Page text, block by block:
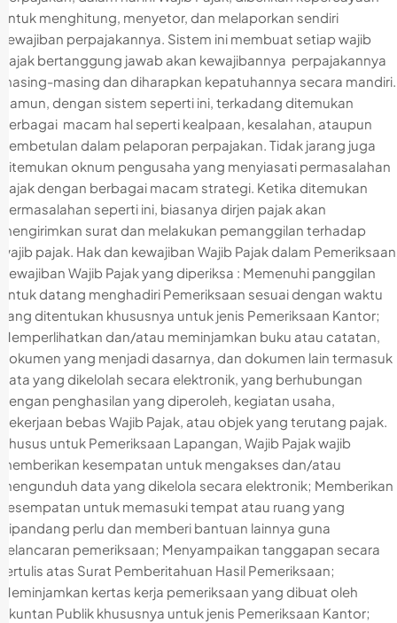
untuk menghitung, menyetor, dan melaporkan sendiri
kewajiban perpajakannya. Sistem ini membuat setiap wajib
pajak bertanggung jawab akan kewajibannya perpajakannya
masing-masing dan diharapkan kepatuhannya secara mandiri.
Namun, dengan sistem seperti ini, terkadang ditemukan
berbagai macam hal seperti kealpaan, kesalahan, ataupun
pembetulan dalam pelaporan perpajakan. Tidak jarang juga
ditemukan oknum pengusaha yang menyiasati permasalahan
pajak dengan berbagai macam strategi. Ketika ditemukan
permasalahan seperti ini, biasanya dirjen pajak akan
mengirimkan surat dan melakukan pemanggilan terhadap
wajib pajak. Hak dan kewajiban Wajib Pajak dalam Pemeriksaan
Kewajiban Wajib Pajak yang diperiksa : Memenuhi panggilan
untuk datang menghadiri Pemeriksaan sesuai dengan waktu
yang ditentukan khususnya untuk jenis Pemeriksaan Kantor;
Memperlihatkan dan/atau meminjamkan buku atau catatan,
dokumen yang menjadi dasarnya, dan dokumen lain termasuk
data yang dikelolah secara elektronik, yang berhubungan
dengan penghasilan yang diperoleh, kegiatan usaha,
pekerjaan bebas Wajib Pajak, atau objek yang terutang pajak.
Khusus untuk Pemeriksaan Lapangan, Wajib Pajak wajib
memberikan kesempatan untuk mengakses dan/atau
mengunduh data yang dikelola secara elektronik; Memberikan
kesempatan untuk memasuki tempat atau ruang yang
dipandang perlu dan memberi bantuan lainnya guna
kelancaran pemeriksaan; Menyampaikan tanggapan secara
tertulis atas Surat Pemberitahuan Hasil Pemeriksaan;
Meminjamkan kertas kerja pemeriksaan yang dibuat oleh
Akuntan Publik khususnya untuk jenis Pemeriksaan Kantor;